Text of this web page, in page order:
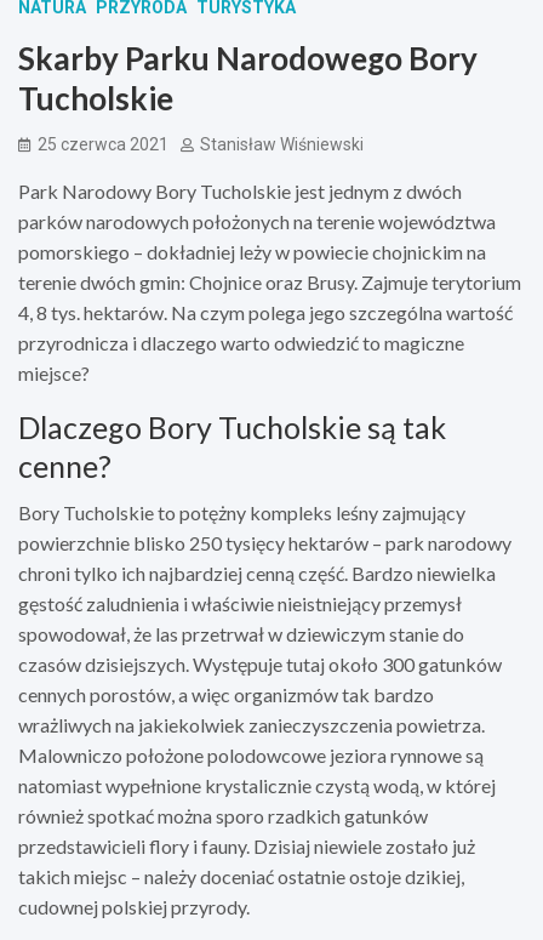
NATURA PRZYRODA TURYSTYKA
Skarby Parku Narodowego Bory
Tucholskie
25 czerwca 2021 Stanisław Wiśniewski
Park Narodowy Bory Tucholskie jest jednym z dwóch
parków narodowych położonych na terenie województwa
pomorskiego – dokładniej leży w powiecie chojnickim na
terenie dwóch gmin: Chojnice oraz Brusy. Zajmuje terytorium
4, 8 tys. hektarów. Na czym polega jego szczególna wartość
przyrodnicza i dlaczego warto odwiedzić to magiczne
miejsce?
Dlaczego Bory Tucholskie są tak
cenne?
Bory Tucholskie to potężny kompleks leśny zajmujący
powierzchnie blisko 250 tysięcy hektarów – park narodowy
chroni tylko ich najbardziej cenną część. Bardzo niewielka
gęstość zaludnienia i właściwie nieistniejący przemysł
spowodował, że las przetrwał w dziewiczym stanie do
czasów dzisiejszych. Występuje tutaj około 300 gatunków
cennych porostów, a więc organizmów tak bardzo
wrażliwych na jakiekolwiek zanieczyszczenia powietrza.
Malowniczo położone polodowcowe jeziora rynnowe są
natomiast wypełnione krystalicznie czystą wodą, w której
również spotkać można sporo rzadkich gatunków
przedstawicieli flory i fauny. Dzisiaj niewiele zostało już
takich miejsc – należy doceniać ostatnie ostoje dzikiej,
cudownej polskiej przyrody.